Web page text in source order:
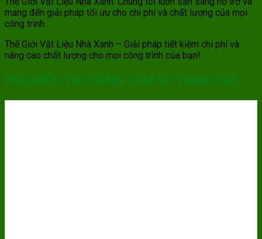
mang đến giải pháp tối ưu cho chi phí và chất lượng của mọi
công trình.
Thế Giới Vật Liệu Nhà Xanh – Giải pháp tiết kiệm chi phí và
nâng cao chất lượng cho mọi công trình của bạn!
PHỤ KIỆN THI CÔNG TẤM ỐP THAN TRE